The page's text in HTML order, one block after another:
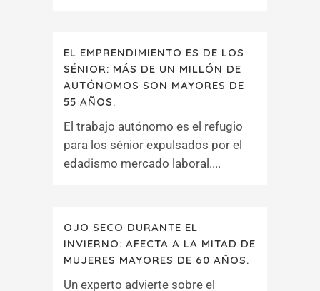
EL EMPRENDIMIENTO ES DE LOS
SÉNIOR: MÁS DE UN MILLÓN DE
AUTÓNOMOS SON MAYORES DE
55 AÑOS.
El trabajo autónomo es el refugio
para los sénior expulsados por el
edadismo mercado laboral....
OJO SECO DURANTE EL
INVIERNO: AFECTA A LA MITAD DE
MUJERES MAYORES DE 60 AÑOS.
Un experto advierte sobre el